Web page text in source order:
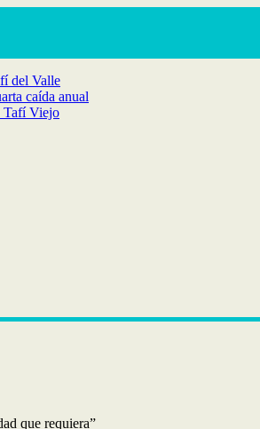
del Valle
caída anual
Tafí Viejo
que requiera”